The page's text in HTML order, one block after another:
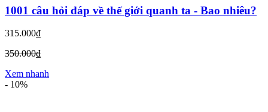
1001 câu hỏi đáp về thế giới quanh ta - Bao nhiêu?
315.000₫
350.000₫
Xem nhanh
- 10%